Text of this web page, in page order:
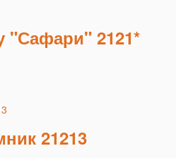
"Сафари" 2121*
21213